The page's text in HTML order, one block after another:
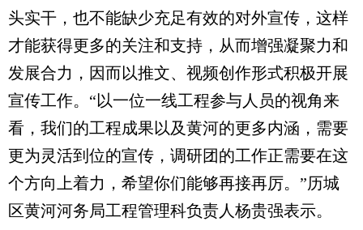
头实干，也不能缺少充足有效的对外宣传，这样
才能获得更多的关注和支持，从而增强凝聚力和
发展合力，因而以推文、视频创作形式积极开展
宣传工作。“以一位一线工程参与人员的视角来
看，我们的工程成果以及黄河的更多内涵，需要
更为灵活到位的宣传，调研团的工作正需要在这
个方向上着力，希望你们能够再接再厉。”历城
区黄河河务局工程管理科负责人杨贵强表示。